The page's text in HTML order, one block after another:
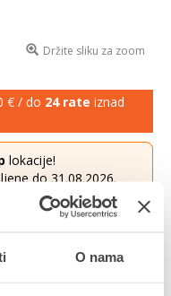
O nama
Držite sliku za zoom
€ / do 24 rate iznad
lokacije!
do 31.08.2026.
staklo, 40 x 33 cm,